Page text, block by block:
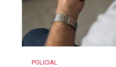
POLICIAL